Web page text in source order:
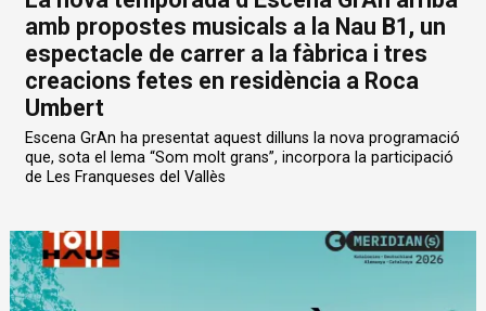
amb propostes musicals a la Nau B1, un
espectacle de carrer a la fàbrica i tres
creacions fetes en residència a Roca
Umbert
Escena GrAn ha presentat aquest dilluns la nova programació
que, sota el lema “Som molt grans”, incorpora la participació
de Les Franqueses del Vallès